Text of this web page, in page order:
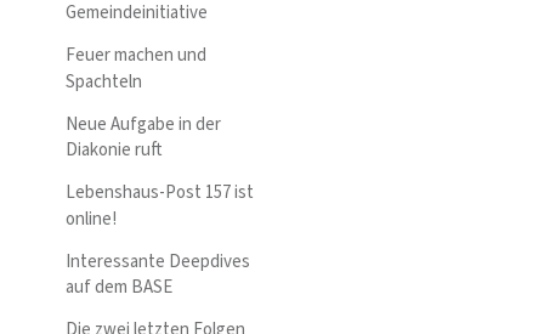
Gemeindeinitiative
Feuer machen und
Spachteln
Neue Aufgabe in der
Diakonie ruft
Lebenshaus-Post 157 ist
online!
Interessante Deepdives
auf dem BASE